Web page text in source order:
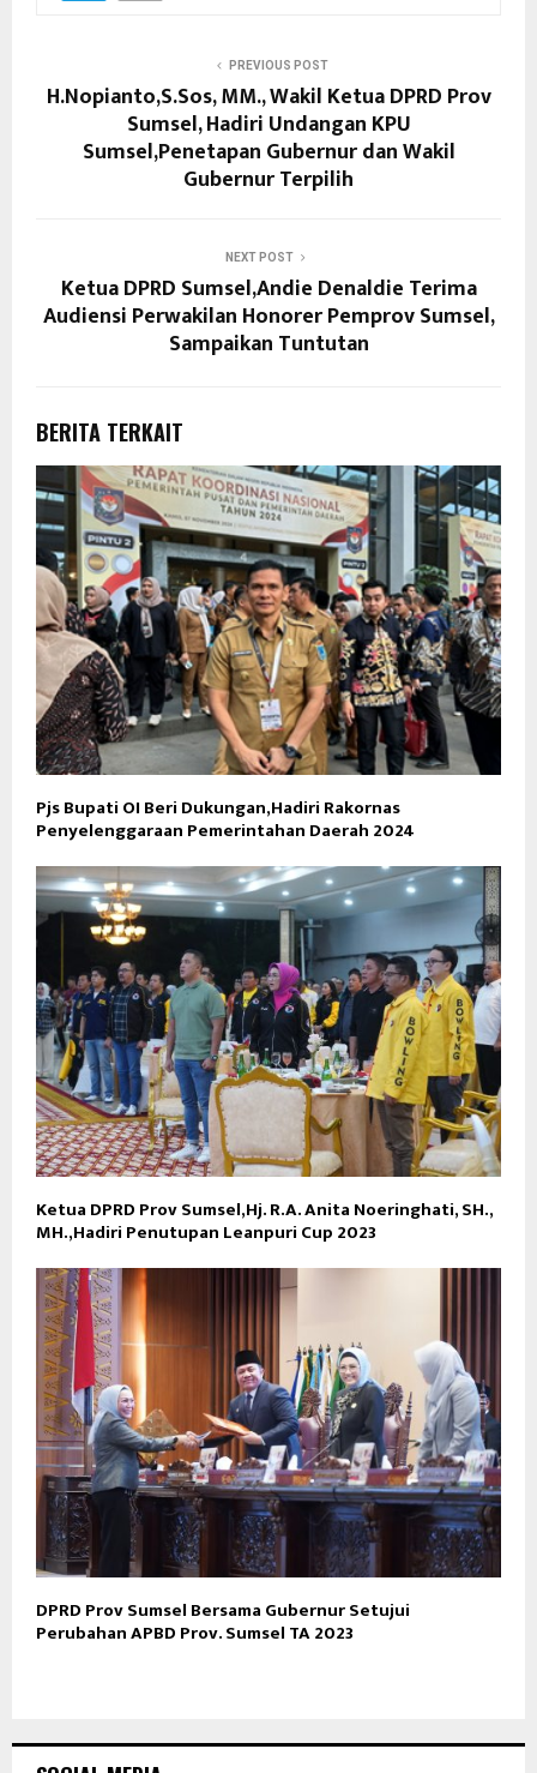
PREVIOUS POST
H.Nopianto,S.Sos, MM., Wakil Ketua DPRD Prov
Sumsel, Hadiri Undangan KPU
Sumsel,Penetapan Gubernur dan Wakil
Gubernur Terpilih
NEXT POST
Ketua DPRD Sumsel,Andie Denaldie Terima
Audiensi Perwakilan Honorer Pemprov Sumsel,
Sampaikan Tuntutan
BERITA TERKAIT
Pjs Bupati OI Beri Dukungan,Hadiri Rakornas
Penyelenggaraan Pemerintahan Daerah 2024
Ketua DPRD Prov Sumsel,Hj. R.A. Anita Noeringhati, SH.,
MH.,Hadiri Penutupan Leanpuri Cup 2023
DPRD Prov Sumsel Bersama Gubernur Setujui
Perubahan APBD Prov. Sumsel TA 2023